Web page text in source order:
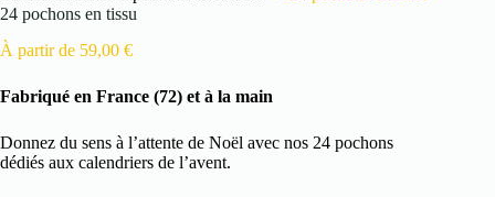
24 pochons en tissu
À partir de 59,00 €
Fabriqué en France (72) et à la main
Donnez du sens à l’attente de Noël avec nos 24 pochons
dédiés aux calendriers de l’avent.